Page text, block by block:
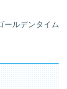
ールデンタイム